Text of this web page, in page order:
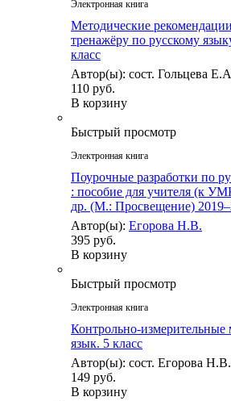
Электронная книга
Методические
тренажёру по русскому
класс
Автор(ы): сост. Гольцева
110 руб.
В корзину
Быстрый просмотр
Электронная книга
Поурочные разработки по
: пособие для учителя (к
др. (М.: Просвещение)
Автор(ы): Егорова Н.В.
395 руб.
В корзину
Быстрый просмотр
Электронная книга
Контрольно-измерительные
язык. 5 класс
Автор(ы): сост. Егорова Н.В.
149 руб.
В корзину